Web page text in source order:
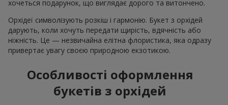
хочеться подарунок, що виглядає дорого та витончено.
Орхідеї символізують розкіш і гармонію. Букет з орхідей
дарують, коли хочуть передати щирість, вдячність або
ніжність. Це — незвичайна елітна флористика, яка одразу
привертає увагу своєю природною екзотикою.
Особливості оформлення
букетів з орхідей